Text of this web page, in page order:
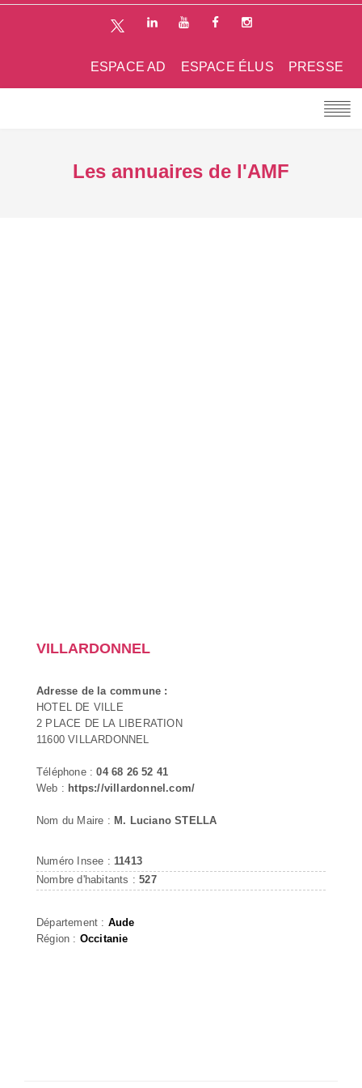
PRESSE
ESPACE ÉLUS
ESPACE AD
Les annuaires de l'AMF
VILLARDONNEL
Adresse de la commune :
HOTEL DE VILLE
2 PLACE DE LA LIBERATION
11600 VILLARDONNEL
Téléphone :04 68 26 52 41
Web : https://villardonnel.com/
Nom du Maire : M. Luciano STELLA
Numéro Insee : 11413
Nombre d'habitants :527
Département : Aude
Région : Occitanie